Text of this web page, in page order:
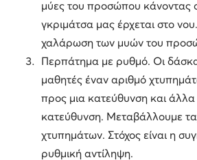
μύες του προσώπου κάνοντας
γκριμάτσα μας έρχεται στο νου.
χαλάρωση των μυών του
Περπάτημα με ρυθμό. Οι
μαθητές έναν αριθμό
προς μια κατεύθυνση και
κατεύθυνση. Μεταβάλλουμε
χτυπημάτων. Στόχος είναι η
ρυθμική αντίληψη.